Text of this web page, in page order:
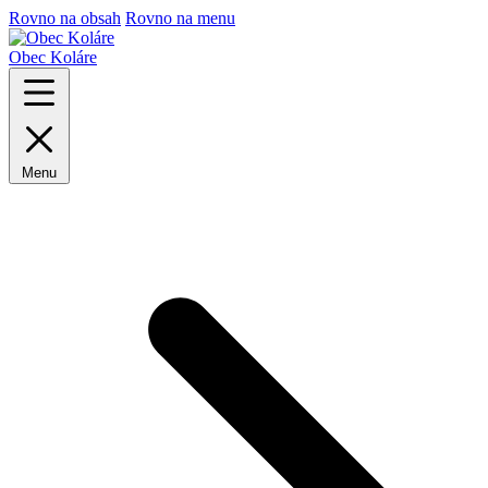
Rovno na obsah Rovno na menu
Obec Koláre
Menu